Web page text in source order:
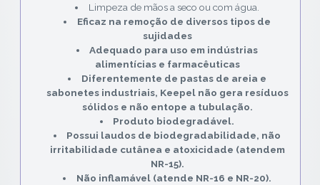
Limpeza de mãos a seco ou com água.
Eficaz na remoção de diversos tipos de
sujidades
Adequado para uso em indústrias
alimentícias e farmacêuticas
Diferentemente de pastas de areia e
sabonetes industriais, Keepelnão gera resíduos
sólidose não entope a tubulação.
Produto biodegradável.
Possui laudos de biodegradabilidade, não
irritabilidade cutânea e atoxicidade (atendem
NR-15).
Não inflamável (atende NR-16 e NR-20).